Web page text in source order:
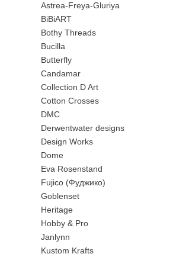
Astrea-Freya-Gluriya
BiBiART
Bothy Threads
Bucilla
Butterfly
Candamar
Collection D Art
Cotton Crosses
DMC
Derwentwater designs
Design Works
Dome
Eva Rosenstand
Fujico (Фуджико)
Goblenset
Heritage
Hobby & Pro
Janlynn
Kustom Krafts